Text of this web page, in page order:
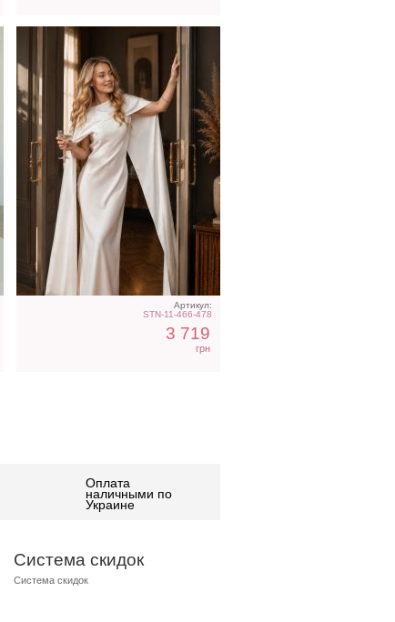
Артикул:
STN-11-466-478
3 719
грн
Оплата
наличными по
Украине
Система скидок
Система скидок